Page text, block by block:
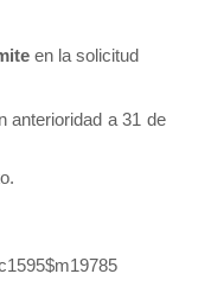
en la solicitud
anterioridad a 31 de